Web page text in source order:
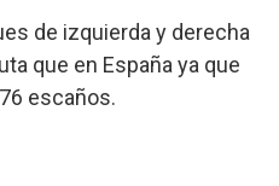
de izquierda y derecha
que en España ya que
escaños.